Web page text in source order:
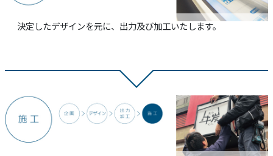
決定したデザインを元に、出力及び加工いたします。